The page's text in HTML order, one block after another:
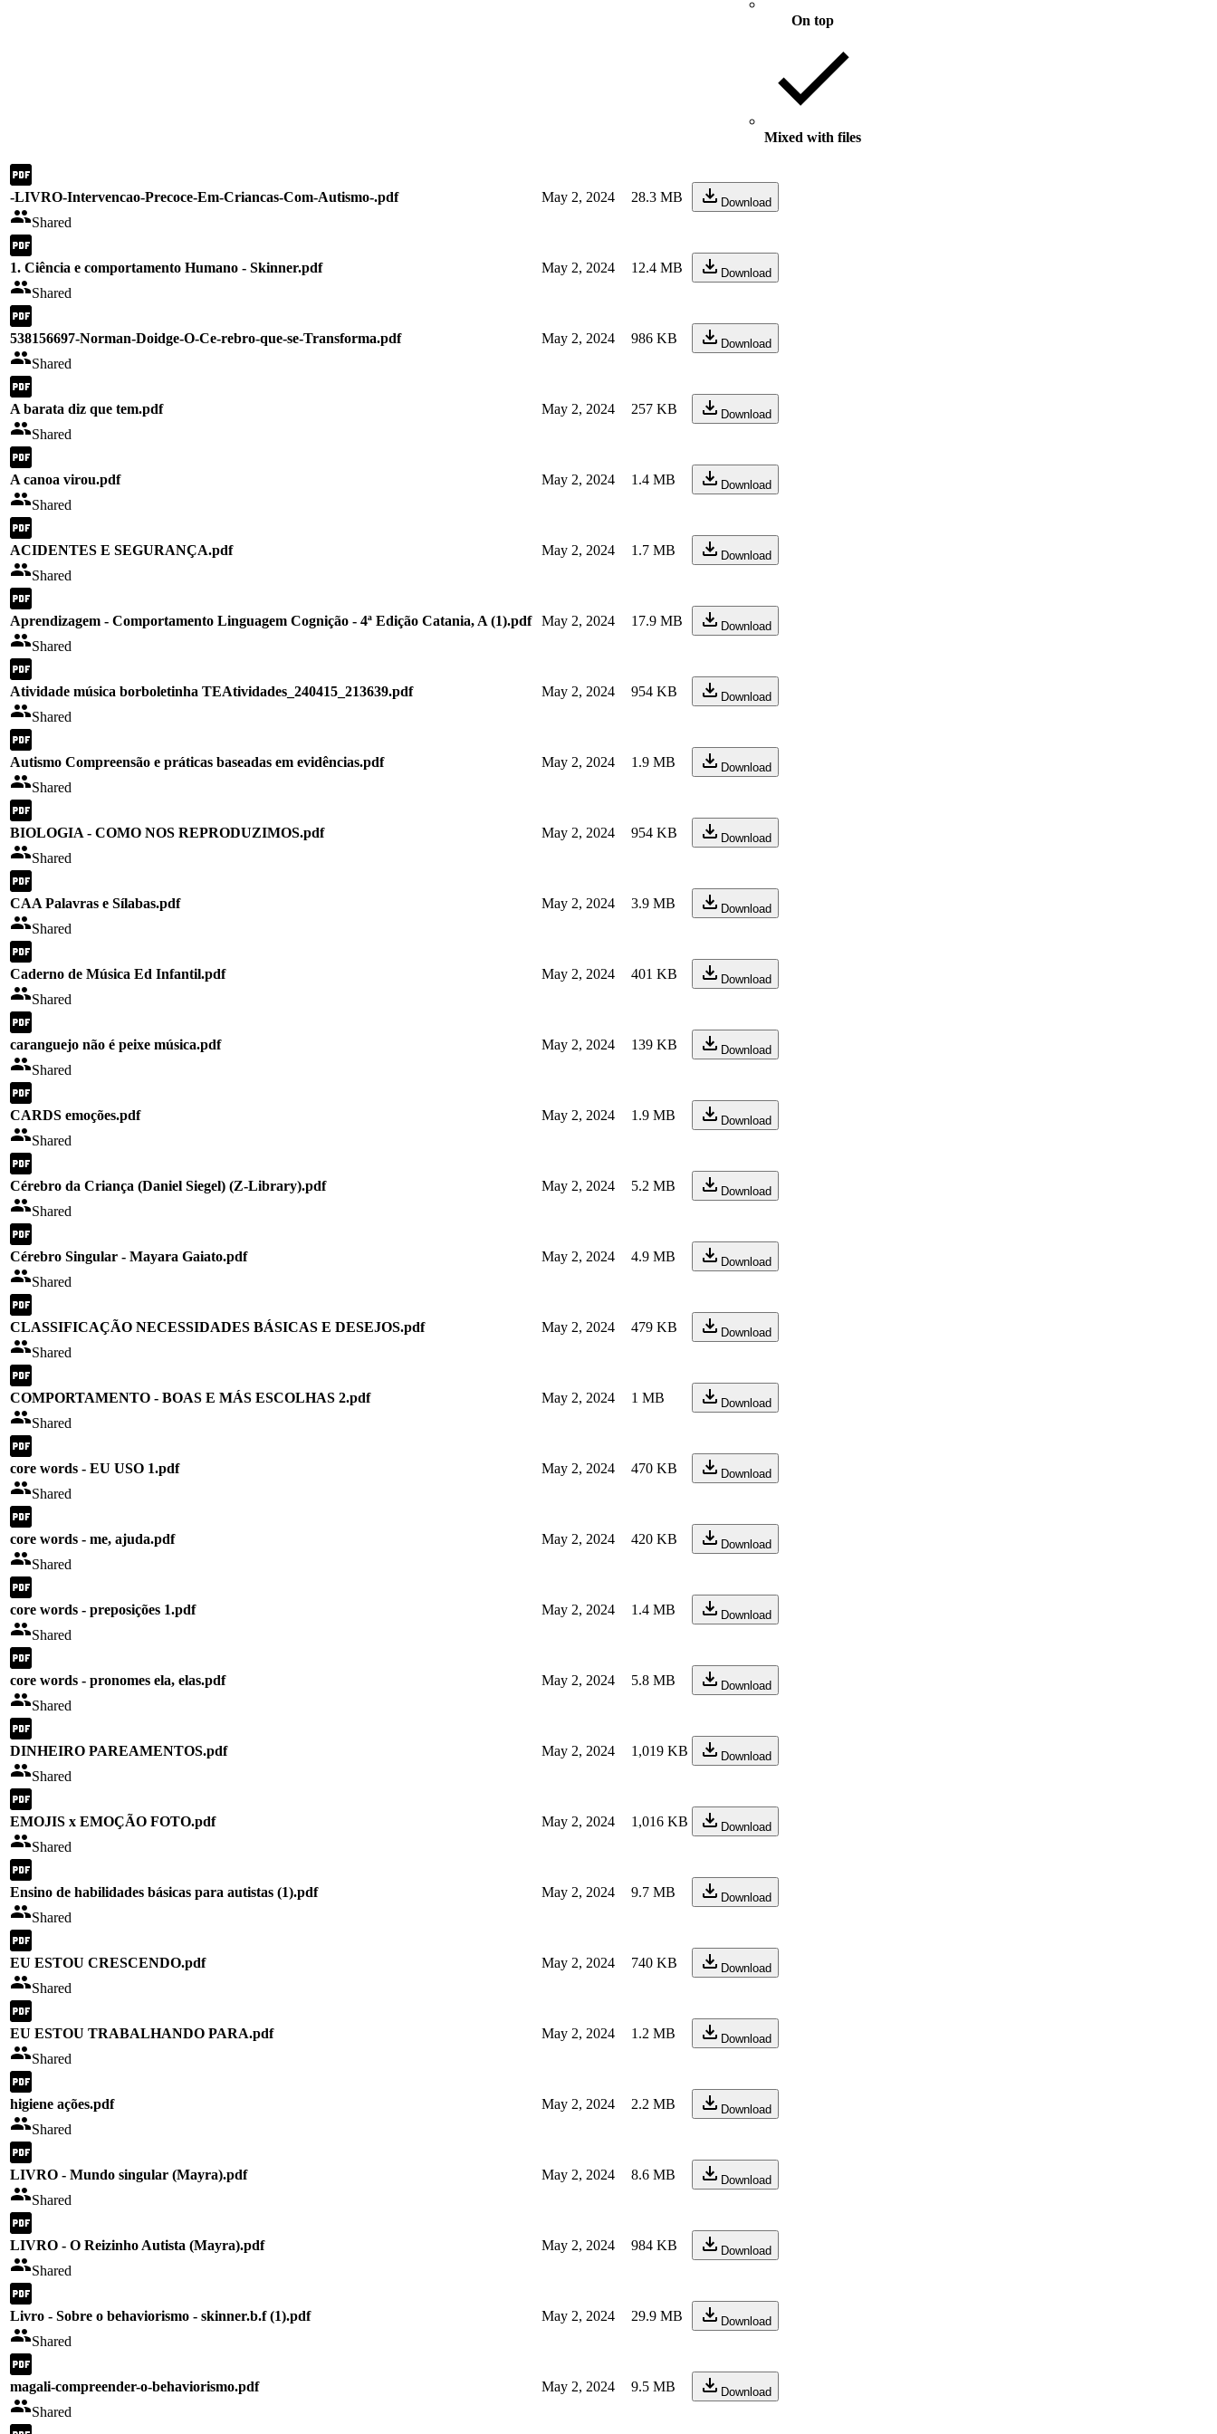
On top
Mixed with files
-LIVRO-Intervencao-Precoce-Em-Criancas-Com-Autismo-.pdf
Shared
May 2, 2024 28.3 MB Download
1. Ciência e comportamento Humano - Skinner.pdf
Shared
May 2, 2024 12.4 MB Download
538156697-Norman-Doidge-O-Ce-rebro-que-se-Transforma.pdf
Shared
May 2, 2024 986 KB Download
A barata diz que tem.pdf
Shared
May 2, 2024 257 KB Download
A canoa virou.pdf
Shared
May 2, 2024 1.4 MB Download
ACIDENTES E SEGURANÇA.pdf
Shared
May 2, 2024 1.7 MB Download
Aprendizagem - Comportamento Linguagem Cognição - 4ª Edição Catania, A (1).pdf
Shared
May 2, 2024 17.9 MB Download
Atividade música borboletinha TEAtividades_240415_213639.pdf
Shared
May 2, 2024 954 KB Download
Autismo Compreensão e práticas baseadas em evidências.pdf
Shared
May 2, 2024 1.9 MB Download
BIOLOGIA - COMO NOS REPRODUZIMOS.pdf
Shared
May 2, 2024 954 KB Download
CAA Palavras e Sílabas.pdf
Shared
May 2, 2024 3.9 MB Download
Caderno de Música Ed Infantil.pdf
Shared
May 2, 2024 401 KB Download
caranguejo não é peixe música.pdf
Shared
May 2, 2024 139 KB Download
CARDS emoções.pdf
Shared
May 2, 2024 1.9 MB Download
Cérebro da Criança (Daniel Siegel) (Z-Library).pdf
Shared
May 2, 2024 5.2 MB Download
Cérebro Singular - Mayara Gaiato.pdf
Shared
May 2, 2024 4.9 MB Download
CLASSIFICAÇÃO NECESSIDADES BÁSICAS E DESEJOS.pdf
Shared
May 2, 2024 479 KB Download
COMPORTAMENTO - BOAS E MÁS ESCOLHAS 2.pdf
Shared
May 2, 2024 1 MB Download
core words - EU USO 1.pdf
Shared
May 2, 2024 470 KB Download
core words - me, ajuda.pdf
Shared
May 2, 2024 420 KB Download
core words - preposições 1.pdf
Shared
May 2, 2024 1.4 MB Download
core words - pronomes ela, elas.pdf
Shared
May 2, 2024 5.8 MB Download
DINHEIRO PAREAMENTOS.pdf
Shared
May 2, 2024 1,019 KB Download
EMOJIS x EMOÇÃO FOTO.pdf
Shared
May 2, 2024 1,016 KB Download
Ensino de habilidades básicas para autistas (1).pdf
Shared
May 2, 2024 9.7 MB Download
EU ESTOU CRESCENDO.pdf
Shared
May 2, 2024 740 KB Download
EU ESTOU TRABALHANDO PARA.pdf
Shared
May 2, 2024 1.2 MB Download
higiene ações.pdf
Shared
May 2, 2024 2.2 MB Download
LIVRO - Mundo singular (Mayra).pdf
Shared
May 2, 2024 8.6 MB Download
LIVRO - O Reizinho Autista (Mayra).pdf
Shared
May 2, 2024 984 KB Download
Livro - Sobre o behaviorismo - skinner.b.f (1).pdf
Shared
May 2, 2024 29.9 MB Download
magali-compreender-o-behaviorismo.pdf
Shared
May 2, 2024 9.5 MB Download